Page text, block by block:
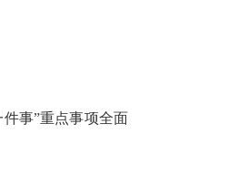
事”重点事项全面